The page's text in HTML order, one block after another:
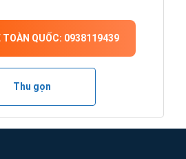
TOÀN QUỐC: 0938119439
Thu gọn